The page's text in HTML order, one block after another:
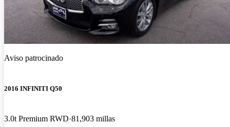
Aviso patrocinado
2016 INFINITI Q50
3.0t Premium RWD 81,903 millas